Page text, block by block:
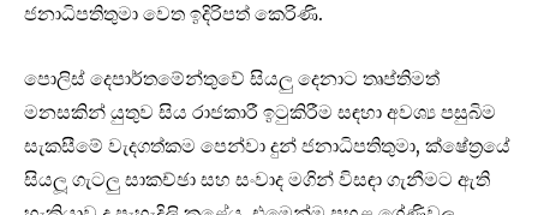
ජනාධිපතිතුමා වෙත ඉදිරිපත් කෙරිණි.
පොලිස් දෙපාර්තමේන්තුවේ සියලු දෙනාට තෘප්තිමත්
මනසකින් යුතුව සිය රාජකාරී ඉටුකිරීම සඳහා අවශ්‍ය පසුබිම
සැකසීමේ වැදගත්කම පෙන්වා දුන් ජනාධිපතිතුමා, ක්ෂේත‍්‍රයේ
සියලූ ගැටලු සාකච්ඡා සහ සංවාද මගින් විසඳා ගැනීමට ඇති